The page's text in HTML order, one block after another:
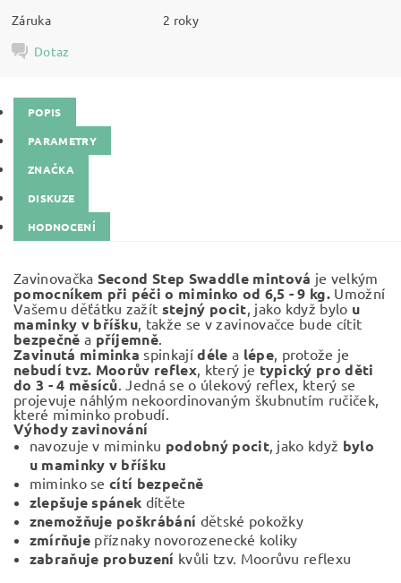
Záruka
2 roky
Dotaz
POPIS
PARAMETRY
ZNAČKA
DISKUZE
HODNOCENÍ
Zavinovačka Second Step Swaddle mintová je velkým
pomocníkem při péči o miminko od 6,5 - 9 kg. Umožní
Vašemu děťátku zažít stejný pocit, jako když bylo u
maminky v bříšku, takže se v zavinovačce bude cítit
bezpečně a příjemně.
Zavinutá miminka spinkajídéle a lépe, protože je
nebudí tvz. Moorův reflex, který je typický pro děti
do 3 - 4 měsíců. Jedná se o úlekový reflex, který se
projevuje náhlým nekoordinovaným škubnutím ručiček,
které miminko probudí.
Výhody zavinování
navozuje v miminku podobný pocit, jako když bylo
u maminky v bříšku
miminko secítí bezpečně
zlepšuje spánek dítěte
znemožňuje poškrábání dětské pokožky
zmírňuje příznaky novorozenecké koliky
zabraňuje probuzení kvůli tzv. Moorůvu reflexu